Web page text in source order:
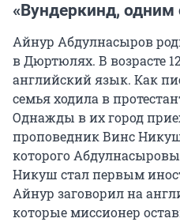
«Вундеркинд, одним
Айнур Абдулнасыров
в Дюртюлях. В возрасте
английский язык. Как
семья ходила в
Однажды в их город
проповедник Винс
которого
Никуш стал первым
Айнур заговорил на
которые миссионер